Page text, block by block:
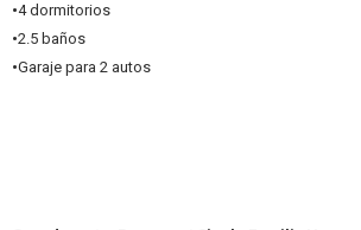
•4 dormitorios
•2.5 baños
•Garaje para 2 autos